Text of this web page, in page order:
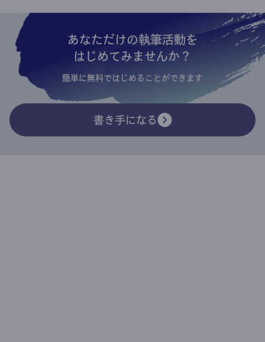
あなただけの執筆活動を
はじめてみませんか？
簡単に無料ではじめることができます
書き手になる